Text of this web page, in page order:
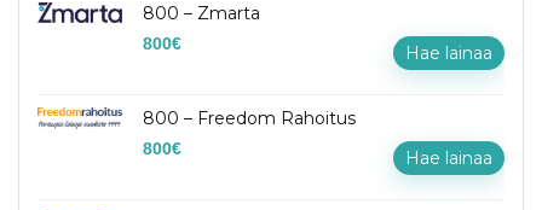
800 – Zmarta
800€ Hae lainaa
800 – Freedom Rahoitus
800€ Hae lainaa